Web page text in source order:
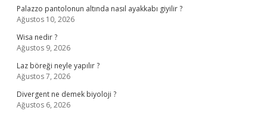
Palazzo pantolonun altında nasıl ayakkabı giyilir ?
Ağustos 10, 2026
Wisa nedir ?
Ağustos 9, 2026
Laz böreği neyle yapılır ?
Ağustos 7, 2026
Divergent ne demek biyoloji ?
Ağustos 6, 2026